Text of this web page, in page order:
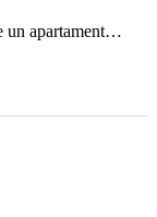
un apartament…